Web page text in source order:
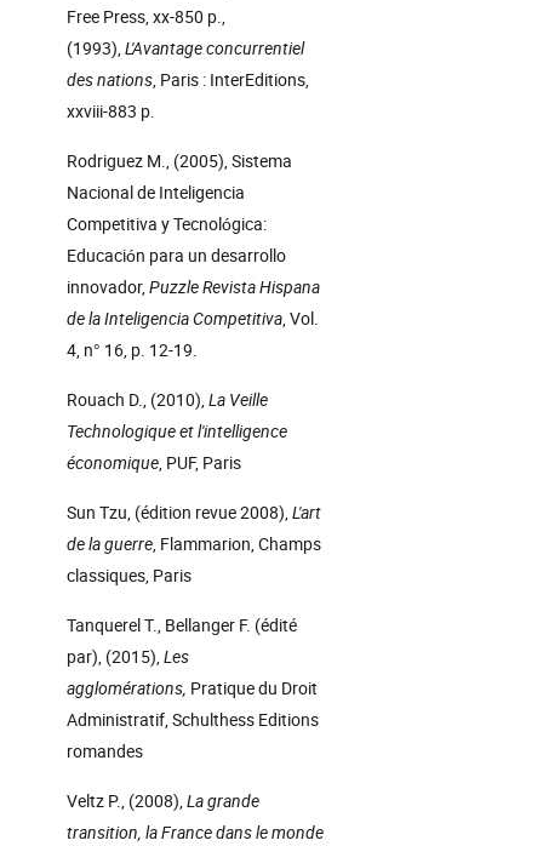
Free Press, xx-850 p.,
(1993),L'Avantage concurrentiel
des nations, Paris : InterEditions,
xxviii-883 p.
Rodriguez M., (2005), Sistema
Nacional de Inteligencia
Competitiva y Tecnológica:
Educación para un desarrollo
innovador,Puzzle Revista Hispana
de la Inteligencia Competitiva, Vol.
4, n° 16, p. 12-19.
Rouach D., (2010),La Veille
Technologique et l'intelligence
économique, PUF, Paris
Sun Tzu, (édition revue 2008),L'art
de la guerre, Flammarion, Champs
classiques, Paris
Tanquerel T., Bellanger F. (édité
par), (2015),Les
agglomérations, Pratique du Droit
Administratif, Schulthess Editions
romandes
Veltz P., (2008),La grande
transition, la France dans le monde